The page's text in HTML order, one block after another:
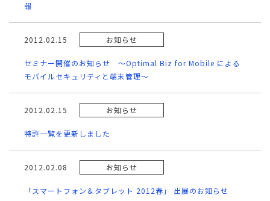
報
2012.02.15 お知らせ
セミナー開催のお知らせ ～Optimal Biz for Mobile による
モバイルセキュリティと端末管理～
2012.02.15 お知らせ
特許一覧を更新しました
2012.02.08 お知らせ
「スマートフォン＆タブレット 2012春」 出展のお知らせ